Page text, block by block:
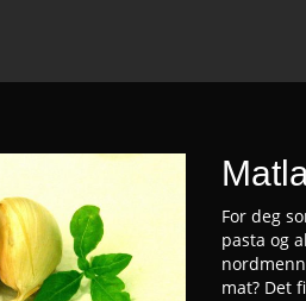
For deg
pasta og
mat? Det